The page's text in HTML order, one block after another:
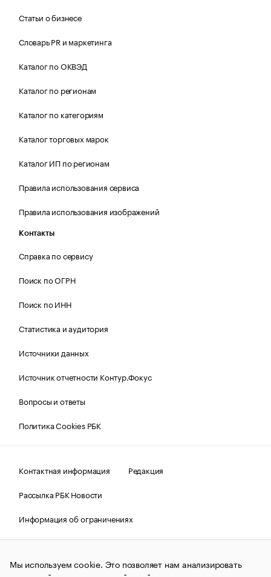
Статьи о бизнесе
Словарь PR и маркетинга
Каталог по ОКВЭД
Каталог по регионам
Каталог по категориям
Каталог торговых марок
Каталог ИП по регионам
Правила использования сервиса
Правила использования изображений
Контакты
Справка по сервису
Поиск по ОГРН
Поиск по ИНН
Статистика и аудитория
Источники данных
Источник отчетности Контур.Фокус
Вопросы и ответы
Политика Cookies РБК
Контактная информация
Редакция
Рассылка РБК Новости
Информация об ограничениях
Правовая информация
О соблюдении авторских прав
© АО «РОСБИЗНЕСКОНСАЛТИНГ»,1995–2026.Сообщения
Мы используем cookie. Это позволяет нам анализировать